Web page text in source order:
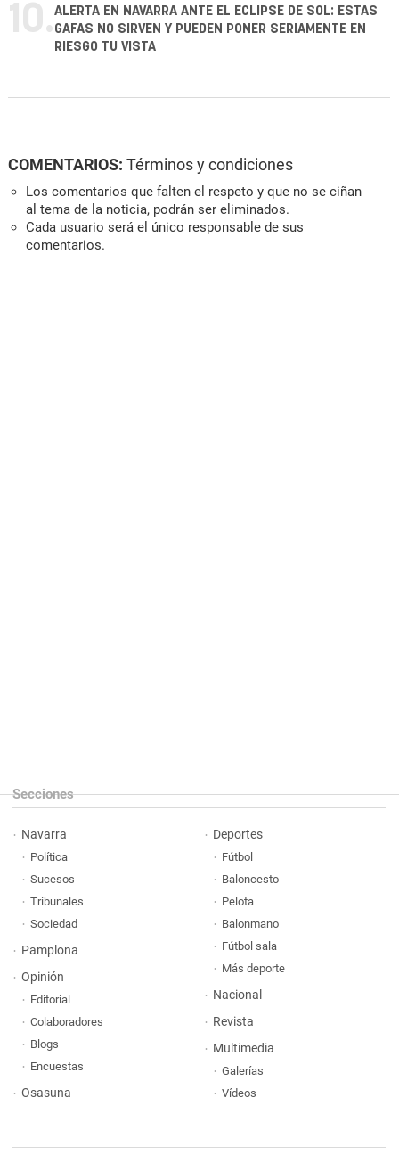
10.ALERTA EN NAVARRA ANTE EL ECLIPSE DE SOL: ESTAS
GAFAS NO SIRVEN Y PUEDEN PONER SERIAMENTE EN
RIESGO TU VISTA
COMENTARIOS: Términos y condiciones
Los comentarios que falten el respeto y que no se ciñan
al tema de la noticia, podrán ser eliminados.
Cada usuario será el único responsable de sus
comentarios.
Secciones
Navarra
Política
Sucesos
Tribunales
Sociedad
Pamplona
Opinión
Editorial
Colaboradores
Blogs
Encuestas
Osasuna
Deportes
Fútbol
Baloncesto
Pelota
Balonmano
Fútbol sala
Más deporte
Nacional
Revista
Multimedia
Galerías
Vídeos